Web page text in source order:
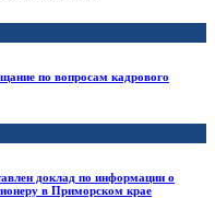
по вопросам кадрового
доклад по информации о
в Приморском крае